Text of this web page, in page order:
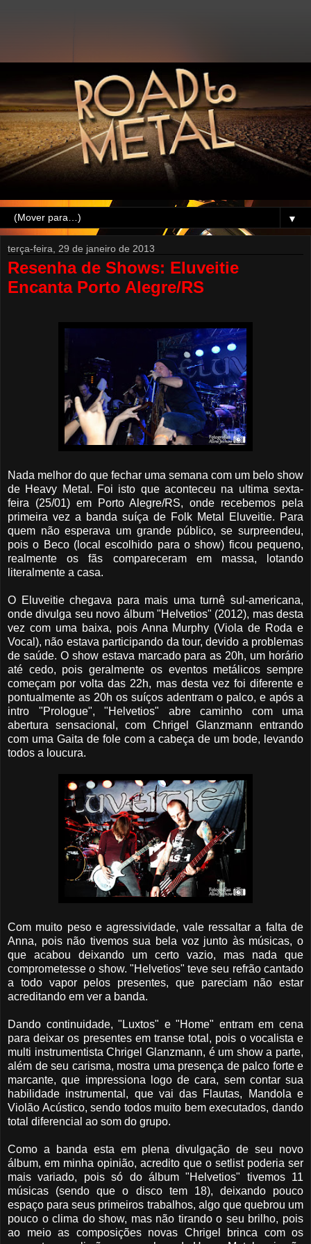
▼
terça-feira, 29 de janeiro de 2013
Resenha de Shows: Eluveitie
Encanta Porto Alegre/RS
Nada melhor do que fechar uma semana com um belo show
de Heavy Metal. Foi isto que aconteceu na ultima sexta-
feira (25/01) em Porto Alegre/RS, onde recebemos pela
primeira vez a banda suíça de Folk Metal Eluveitie. Para
quem não esperava um grande público, se surpreendeu,
pois o Beco (local escolhido para o show) ficou pequeno,
realmente os fãs compareceram em massa, lotando
literalmente a casa.
O Eluveitie chegava para mais uma turnê sul-americana,
onde divulga seu novo álbum "Helvetios" (2012), mas desta
vez com uma baixa, pois Anna Murphy (Viola de Roda e
Vocal), não estava participando da tour, devido a problemas
de saúde. O show estava marcado para as 20h, um horário
até cedo, pois geralmente os eventos metálicos sempre
começam por volta das 22h, mas desta vez foi diferente e
pontualmente as 20h os suíços adentram o palco, e após a
intro "Prologue", "Helvetios" abre caminho com uma
abertura sensacional, com Chrigel Glanzmann entrando
com uma Gaita de fole com a cabeça de um bode, levando
todos a loucura.
Com muito peso e agressividade, vale ressaltar a falta de
Anna, pois não tivemos sua bela voz junto às músicas, o
que acabou deixando um certo vazio, mas nada que
comprometesse o show. "Helvetios" teve seu refrão cantado
a todo vapor pelos presentes, que pareciam não estar
acreditando em ver a banda.
Dando continuidade, "Luxtos" e "Home" entram em cena
para deixar os presentes em transe total, pois o vocalista e
multi instrumentista Chrigel Glanzmann, é um show a parte,
além de seu carisma, mostra uma presença de palco forte e
marcante, que impressiona logo de cara, sem contar sua
habilidade instrumental, que vai das Flautas, Mandola e
Violão Acústico, sendo todos muito bem executados, dando
total diferencial ao som do grupo.
Como a banda esta em plena divulgação de seu novo
álbum, em minha opinião, acredito que o setlist poderia ser
mais variado, pois só do álbum "Helvetios" tivemos 11
músicas (sendo que o disco tem 18), deixando pouco
espaço para seus primeiros trabalhos, algo que quebrou um
pouco o clima do show, mas não tirando o seu brilho, pois
ao meio as composições novas Chrigel brinca com os